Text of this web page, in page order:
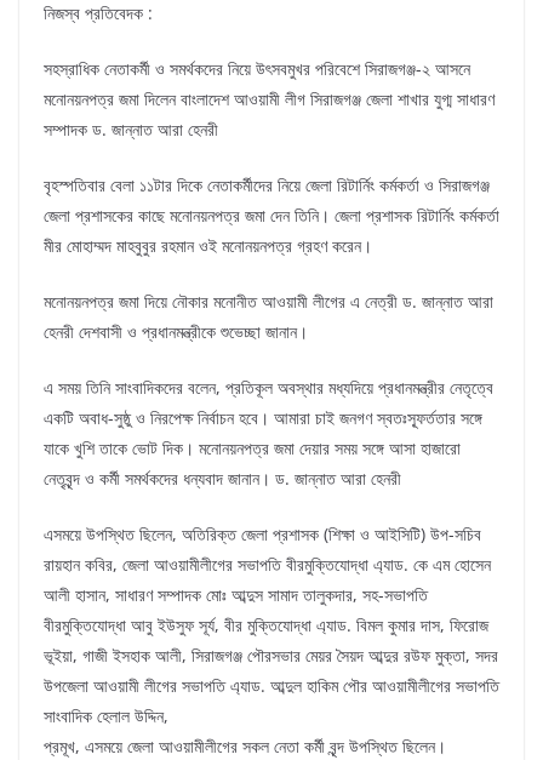
নিজস্ব প্রতিবেদক :
সহস্রাধিক নেতাকর্মী ও সমর্থকদের নিয়ে উৎসবমুখর পরিবেশে সিরাজগঞ্জ-২ আসনে
মনোনয়নপত্র জমা দিলেন বাংলাদেশ আওয়ামী লীগ সিরাজগঞ্জ জেলা শাখার যুগ্ম সাধারণ
সম্পাদক ড. জান্নাত আরা হেনরী
বৃহস্পতিবার বেলা ১১টার দিকে নেতাকর্মীদের নিয়ে জেলা রিটার্নিং কর্মকর্তা ও সিরাজগঞ্জ
জেলা প্রশাসকের কাছে মনোনয়নপত্র জমা দেন তিনি। জেলা প্রশাসক রিটার্নিং কর্মকর্তা
মীর মোহাম্মদ মাহবুবুর রহমান ওই মনোনয়নপত্র গ্রহণ করেন।
মনোনয়নপত্র জমা দিয়ে নৌকার মনোনীত আওয়ামী লীগের এ নেত্রী ড. জান্নাত আরা
হেনরী দেশবাসী ও প্রধানমন্ত্রীকে শুভেচ্ছা জানান।
এ সময় তিনি সাংবাদিকদের বলেন, প্রতিকূল অবস্থার মধ্যদিয়ে প্রধানমন্ত্রীর নেতৃত্বে
একটি অবাধ-সুষ্ঠু ও নিরপেক্ষ নির্বাচন হবে। আমারা চাই জনগণ স্বতঃস্ফূর্ততার সঙ্গে
যাকে খুশি তাকে ভোট দিক। মনোনয়নপত্র জমা দেয়ার সময় সঙ্গে আসা হাজারো
নেতৃবৃন্দ ও কর্মী সমর্থকদের ধন্যবাদ জানান। ড. জান্নাত আরা হেনরী
এসময়ে উপস্থিত ছিলেন, অতিরিক্ত জেলা প্রশাসক (শিক্ষা ও আইসিটি) উপ-সচিব
রায়হান কবির, জেলা আওয়ামীলীগের সভাপতি বীরমুক্তিযোদ্ধা এ্যাড. কে এম হোসেন
আলী হাসান, সাধারণ সম্পাদক মোঃ আব্দুস সামাদ তালুকদার, সহ-সভাপতি
বীরমুক্তিযোদ্ধা আবু ইউসুফ সূর্য, বীর মুক্তিযোদ্ধা এ্যাড. বিমল কুমার দাস, ফিরোজ
ভূইয়া, গাজী ইসহাক আলী, সিরাজগঞ্জ পৌরসভার মেয়র সৈয়দ আব্দুর রউফ মুক্তা, সদর
উপজেলা আওয়ামী লীগের সভাপতি এ্যাড. আব্দুল হাকিম পৌর আওয়ামীলীগের সভাপতি
সাংবাদিক হেলাল উদ্দিন,
প্রমূখ, এসময়ে জেলা আওয়ামীলীগের সকল নেতা কর্মী বৃন্দ উপস্থিত ছিলেন।